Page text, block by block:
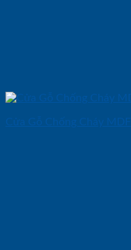
Cửa Gỗ Chống Cháy MDF